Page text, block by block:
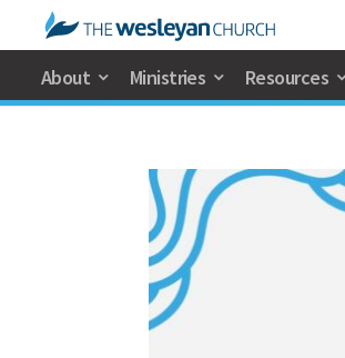
About Ministries Resources